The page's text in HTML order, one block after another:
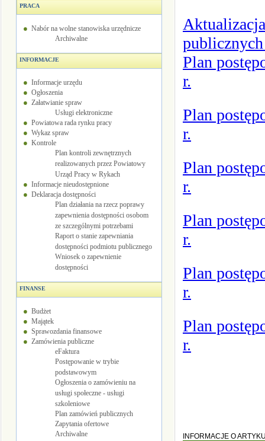
PRACA
Nabór na wolne stanowiska urzędnicze
Archiwalne
INFORMACJE
Informacje urzędu
Ogłoszenia
Załatwianie spraw
Usługi elektroniczne
Powiatowa rada rynku pracy
Wykaz spraw
Kontrole
Plan kontroli zewnętrznych
realizowanych przez Powiatowy
Urząd Pracy w Rykach
Informacje nieudostępnione
Deklaracja dostępności
Plan działania na rzecz poprawy
zapewnienia dostępności osobom
ze szczególnymi potrzebami
Raport o stanie zapewniania
dostępności podmiotu publicznego
Wniosek o zapewnienie
dostępności
FINANSE
Budżet
Majątek
Sprawozdania finansowe
Zamówienia publiczne
eFaktura
Postępowanie w trybie
podstawowym
Ogłoszenia o zamówieniu na
usługi społeczne - usługi
szkoleniowe
Plan zamówień publicznych
Zapytania ofertowe
Archiwalne
Plan
r.
Plan
r.
Plan
r.
Plan
r.
Plan
r.
Plan
r.
INFORMACJE O